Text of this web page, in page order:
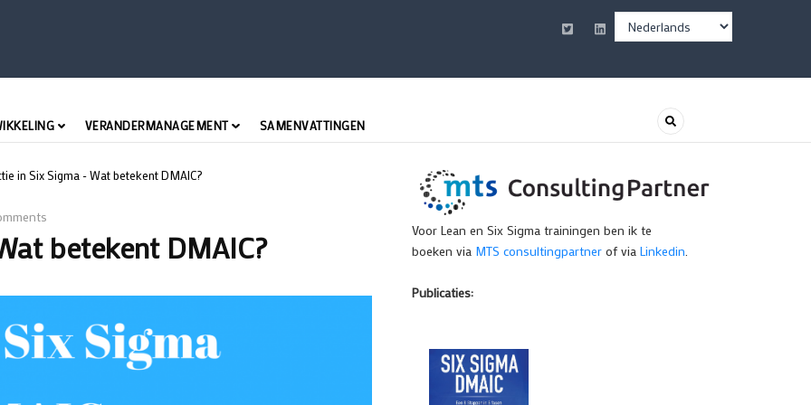
Select
your
VERANDERMANAGEMENT SAMENVATTINGEN
in Six Sigma - Wat betekent DMAIC?
betekent DMAIC?
Voor Lean en Six Sigma trainingen ben ik te
boeken via MTS consultingpartner of via Linkedin.
Publicaties: